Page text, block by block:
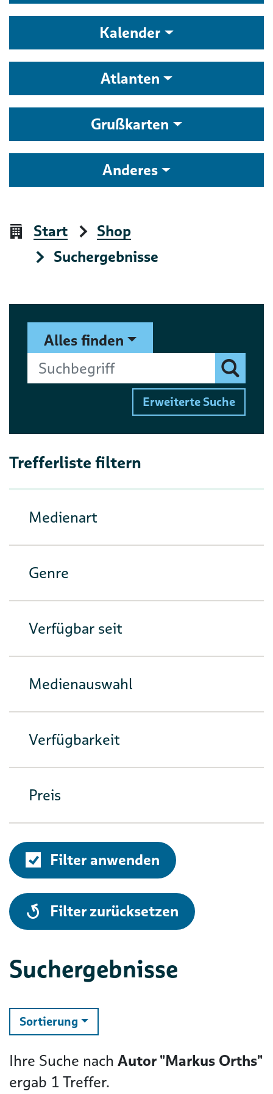
Kalender
Atlanten
Grußkarten
Anderes
Start
Shop
Suchergebnisse
Suchformular
Alles finden
Suchbegriff
Finden
Erweiterte Suche
Trefferliste filtern
Medienart
Genre
Verfügbar seit
Medienauswahl
Verfügbarkeit
Preis
Filter anwenden
alle
Filter zurücksetzen
Suchergebnisse
Sortierung ändern
Ihre Suche nach Autor "Markus Orths"
ergab 1 Treffer.